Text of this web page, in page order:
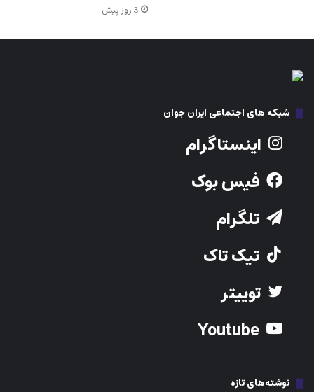
3 روز پیش
شبکه های اجتماعی ایران جوان
اینستاگرام
فیس بوک
تلگرام
تیک تاک
توییتر
نوشته‌های تازه